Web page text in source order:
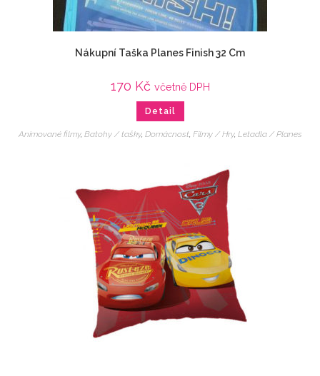
Nákupní Taška Planes Finish 32 Cm
170 Kč včetně DPH
Detail
Animované filmy, Batohy / tašky, Domácnost, Filmy / Hry, Letadla / Planes